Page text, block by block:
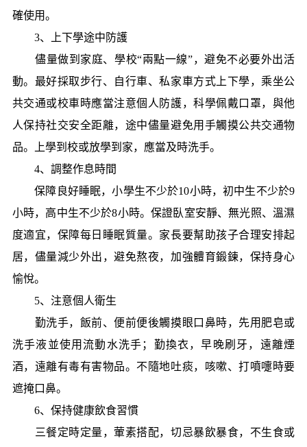
確使用。
3、上下學途中防護
儘量做到家庭、學校“兩點一線”，避免不必要外出活
動。最好採取步行、自行車、私家車方式上下學，乘坐公
共交通或校車時應當注意個人防護，科學佩戴口罩，與他
人保持社交安全距離，途中儘量避免用手觸摸公共交通物
品。上學到校或放學到家，應當及時洗手。
4、調整作息時間
保障良好睡眠，小學生不少於10小時，初中生不少於9
小時，高中生不少於8小時。保證臥室安靜、無光照、溫濕
度適宜，保障每日睡眠質量。家長要幫助孩子合理安排起
居，儘量減少外出，避免熬夜，加強體育鍛鍊，保持身心
愉悅。
5、注意個人衛生
勤洗手，飯前、便前便後觸摸眼口鼻時，先用肥皂或
洗手液並使用流動水洗手；勤換衣，早晚刷牙，遠離煙
酒，遠離有毒有害物品。不隨地吐痰，咳嗽、打噴嚏時要
遮掩口鼻。
6、保持健康飲食習慣
三餐定時定量，葷素搭配，切忌暴飲暴食，不生食或